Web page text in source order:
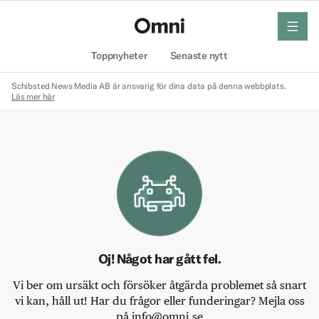
Toppnyheter Senaste nytt
meny
Schibsted News Media AB är ansvarig för dina data på denna webbplats.
Läs mer här
Oj! Något har gått fel.
Vi ber om ursäkt och försöker åtgärda problemet så snart
vi kan, håll ut! Har du frågor eller funderingar? Mejla oss